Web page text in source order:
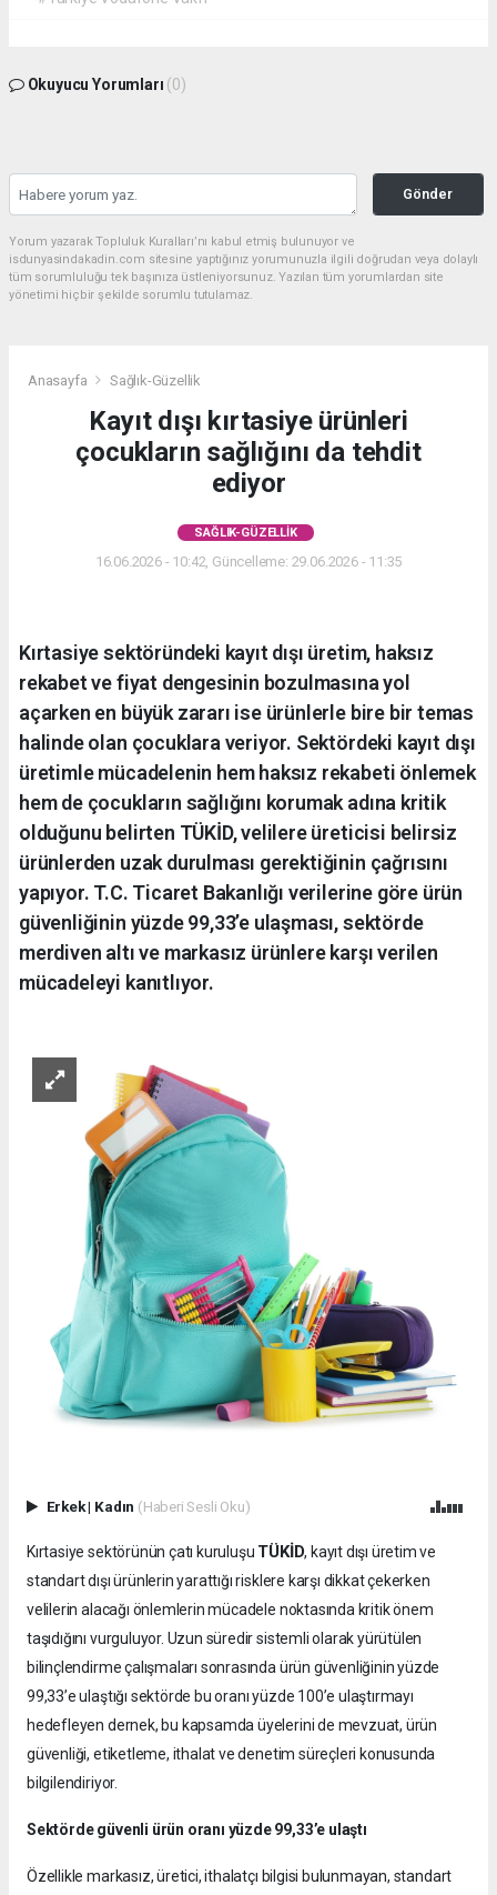
Okuyucu Yorumları (0)
Gönder
Yorum yazarak Topluluk Kuralları’nı kabul etmiş bulunuyor ve
isdunyasindakadin.com sitesine yaptığınız yorumunuzla ilgili doğrudan veya dolaylı
tüm sorumluluğu tek başınıza üstleniyorsunuz. Yazılan tüm yorumlardan site
yönetimi hiçbir şekilde sorumlu tutulamaz.
Anasayfa Sağlık-Güzellik
Kayıt dışı kırtasiye ürünleri
çocukların sağlığını da tehdit
ediyor
SAĞLIK-GÜZELLIK
16.06.2026 - 10:42, Güncelleme: 29.06.2026 - 11:35
Kırtasiye sektöründeki kayıt dışı üretim, haksız
rekabet ve fiyat dengesinin bozulmasına yol
açarken en büyük zararı ise ürünlerle bire bir temas
halinde olan çocuklara veriyor. Sektördeki kayıt dışı
üretimle mücadelenin hem haksız rekabeti önlemek
hem de çocukların sağlığını korumak adına kritik
olduğunu belirten TÜKİD, velilere üreticisi belirsiz
ürünlerden uzak durulması gerektiğinin çağrısını
yapıyor. T.C. Ticaret Bakanlığı verilerine göre ürün
güvenliğinin yüzde 99,33’e ulaşması, sektörde
merdiven altı ve markasız ürünlere karşı verilen
mücadeleyi kanıtlıyor.
Erkek| Kadın (Haberi Sesli Oku)
Kırtasiye sektörünün çatı kuruluşu TÜKİD, kayıt dışı üretim ve
standart dışı ürünlerin yarattığı risklere karşı dikkat çekerken
velilerin alacağı önlemlerin mücadele noktasında kritik önem
taşıdığını vurguluyor. Uzun süredir sistemli olarak yürütülen
bilinçlendirme çalışmaları sonrasında ürün güvenliğinin yüzde
99,33’e ulaştığı sektörde bu oranı yüzde 100’e ulaştırmayı
hedefleyen dernek, bu kapsamda üyelerini de mevzuat, ürün
güvenliği, etiketleme, ithalat ve denetim süreçleri konusunda
bilgilendiriyor.
Sektörde güvenli ürün oranı yüzde 99,33’e ulaştı
Özellikle markasız, üretici, ithalatçı bilgisi bulunmayan, standart